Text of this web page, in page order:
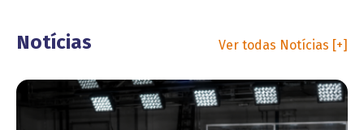
Notícias Ver todas Notícias [+]